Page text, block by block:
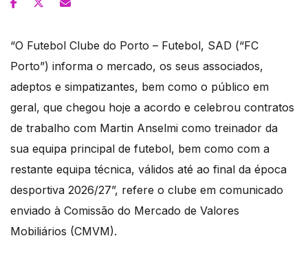
“O Futebol Clube do Porto – Futebol, SAD (“FC
Porto”) informa o mercado, os seus associados,
adeptos e simpatizantes, bem como o público em
geral, que chegou hoje a acordo e celebrou contratos
de trabalho com Martin Anselmi como treinador da
sua equipa principal de futebol, bem como com a
restante equipa técnica, válidos até ao final da época
desportiva 2026/27”, refere o clube em comunicado
enviado à Comissão do Mercado de Valores
Mobiliários (CMVM).